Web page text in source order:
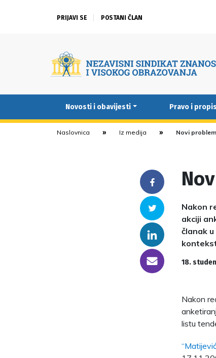
PRIJAVI SE POSTANI ČLAN
Novosti i obavijesti Pravo i
Naslovnica Iz medija Novi
Facebook
Twitter
Linkedin
someone@yoursite.com
Nakon
akciji
članak
18.
Nakon
listu